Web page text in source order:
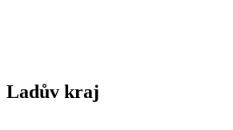
Ladův kraj